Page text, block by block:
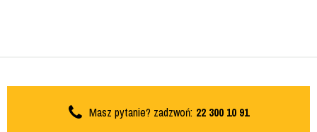
Masz pytanie? zadzwoń: 22 300 10 91